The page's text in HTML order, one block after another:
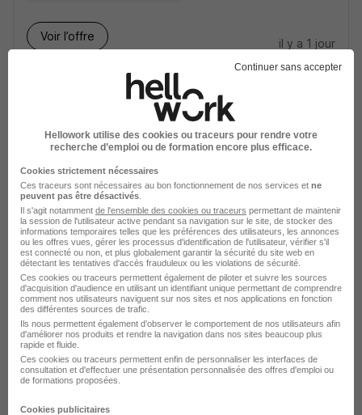
Voir l’offre
il y a 1 jour
Développeur Java - Aws Senior H/F
Lyon 3e - 69 CDI
Voir l’offre
il y a 1 jour
Consultant Sécurité Cryptotrust H/F
Levallois-Perret - 92 CDI
Voir l’offre
il y a 1 jour
Consultant SAP Logistique H/F
Levallois-Perret - 92
Continuer sans accepter
Hellowork utilise des cookies ou traceurs pour rendre votre
recherche d’emploi ou de formation encore plus efficace.
Cookies strictement nécessaires
Ces traceurs sont nécessaires au bon fonctionnement de nos services et ne
peuvent pas être désactivés
Il s'agit notamment de l'ensemble des cookies ou traceurs permettant de maintenir
la session de l'utilisateur active pendant sa navigation sur le site, de stocker des
informations temporaires telles que les préférences des utilisateurs, les annonces
ou les offres vues, gérer les processus d'identification de l'utilisateur, vérifier s'il
est connecté ou non, et plus globalement garantir la sécurité du site web en
détectant les tentatives d'accès frauduleux ou les violations de sécurité.
Ces cookies ou traceurs permettent également de piloter et suivre les sources
d'acquisition d'audience en utilisant un identifiant unique permettant de comprendre
comment nos utilisateurs naviguent sur nos sites et nos applications en fonction
des différentes sources de trafic.
Ils nous permettent également d’observer le comportement de nos utilisateurs afin
d'améliorer nos produits et rendre la navigation dans nos sites beaucoup plus
rapide et fluide.
Ces cookies ou traceurs permettent enfin de personnaliser les interfaces de
consultation et d'effectuer une présentation personnalisée des offres d'emploi ou
de formations proposées.
Cookies publicitaires